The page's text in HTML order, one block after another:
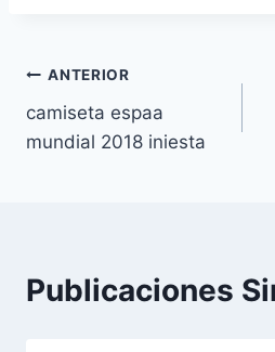
Navegación
de
ANTERIOR
camiseta espaa
mundial 2018 iniesta
Publicaciones